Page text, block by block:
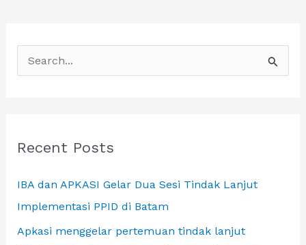
Jakarta
dan
e
c
f
o
r
Recent Posts
IBA dan APKASI Gelar Dua Sesi Tindak Lanjut
Implementasi PPID di Batam
Apkasi menggelar pertemuan tindak lanjut